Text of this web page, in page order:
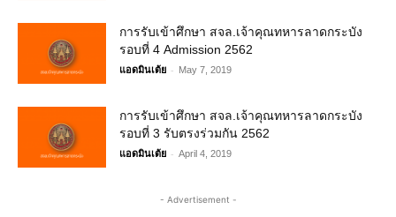
การรับเข้าศึกษา สจล.เจ้าคุณทหารลาดกระบัง
รอบที่ 4 Admission 2562
แอดมินเต้ย - May 7, 2019
การรับเข้าศึกษา สจล.เจ้าคุณทหารลาดกระบัง
รอบที่ 3 รับตรงร่วมกัน 2562
แอดมินเต้ย - April 4, 2019
- Advertisement -